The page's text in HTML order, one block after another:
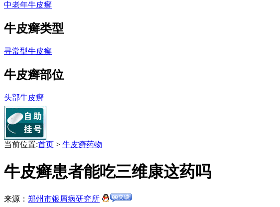
中老年牛皮癣
牛皮癣类型
寻常型牛皮癣
牛皮癣部位
头部牛皮癣
当前位置:首页 > 牛皮癣药物
牛皮癣患者能吃三维康这药吗
来源： 郑州市银屑病研究所